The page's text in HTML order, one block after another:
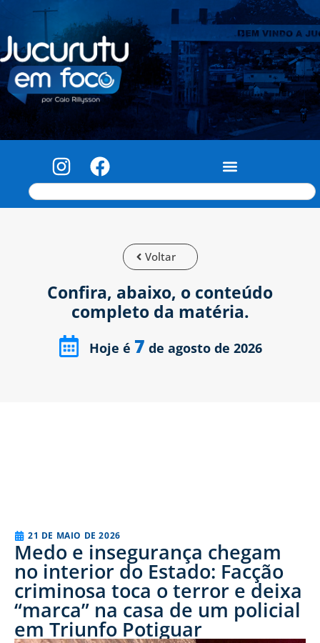
Voltar
Confira, abaixo, o conteúdo
completo da matéria.
Hoje é 7 de agosto de 2026
21 DE MAIO DE 2026
Medo e insegurança chegam
no interior do Estado: Facção
criminosa toca o terror e deixa
“marca” na casa de um policial
em Triunfo Potiguar